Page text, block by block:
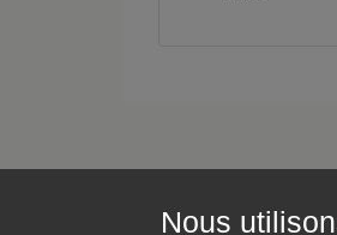
Nous